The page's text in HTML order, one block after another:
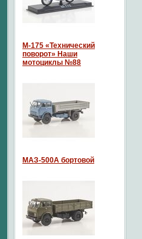
М-175 «Технический
поворот» Наши
мотоциклы №88
МАЗ-500А бортовой